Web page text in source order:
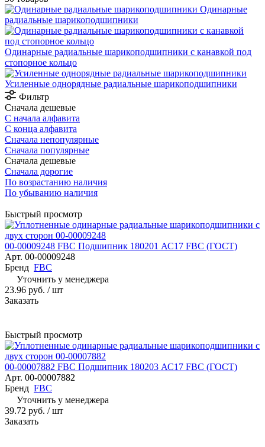
Одинарные
радиальные шарикоподшипники
Одинарные радиальные шарикоподшипники с канавкой под
стопорное кольцо
Усиленные однорядные радиальные шарикоподшипники
Фильтр
Сначала дешевые
С начала алфавита
С конца алфавита
Сначала непопулярные
Сначала популярные
Сначала дешевые
Сначала дорогие
По возрастанию наличия
По убыванию наличия
Быстрый просмотр
00-00009248 FBC Подшипник 180201 АС17 FBC (ГОСТ)
Арт. 00-00009248
Бренд FBC
Уточнить у менеджера
23.96 руб. / шт
Заказать
Быстрый просмотр
00-00007882 FBC Подшипник 180203 АС17 FBC (ГОСТ)
Арт. 00-00007882
Бренд FBC
Уточнить у менеджера
39.72 руб. / шт
Заказать